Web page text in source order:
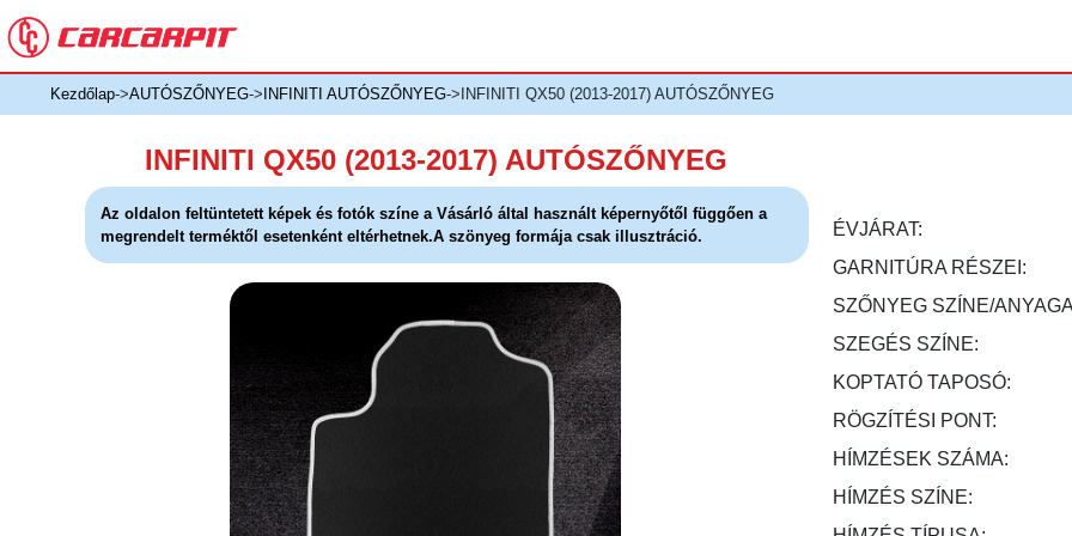
Kezdőlap->AUTÓSZŐNYEG-> INFINITI AUTÓSZŐNYEG->INFINITI QX50 (2013-2017) AUTÓSZŐNYEG
INFINITI QX50 (2013-2017) AUTÓSZŐNYEG
Az oldalon feltüntetett képek és fotók színe a Vásárló által használt képernyőtől függően a
megrendelt terméktől esetenként eltérhetnek.A szönyeg formája csak illusztráció.
ÉVJÁRAT:
GARNITÚRA RÉSZEI:
SZŐNYEG SZÍNE/
SZEGÉS SZÍNE:
KOPTATÓ TAPOSÓ:
RÖGZÍTÉSI PONT:
HÍMZÉSEK SZÁMA:
HÍMZÉS SZÍNE: